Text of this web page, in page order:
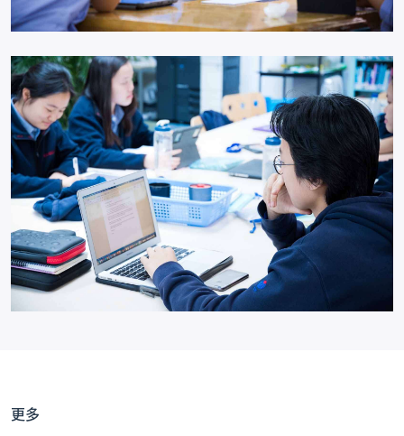
更多